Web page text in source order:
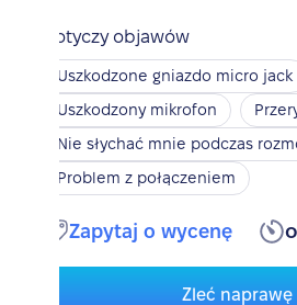
Dotyczy objawów
Uszkodzone gniazdo micro jack
Uszkodzony mikrofon
Nie słychać mnie podczas
Problem z połączeniem
Zapytaj o wycenę
Zleć naprawę